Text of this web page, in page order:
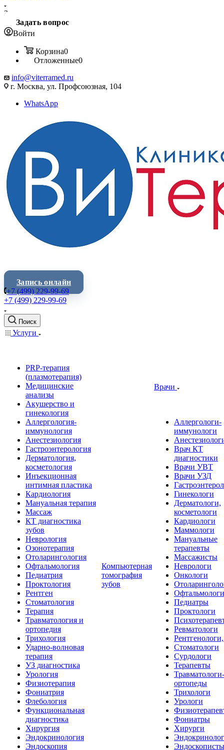
Заказать звонок
Задать вопрос
Войти
Корзина0
Отложенные0
info@viterramed.ru
г. Москва, ул. Профсоюзная, 104
WhatsApp
Запись онлайн
+7 (499) 229-99-69
+7 (499) 229-99-69
Поиск
Услуги
PRP-терапия
(плазмотерапия)
Медицинские
анализы
Акушерство и
гинекология
Аллергология-
иммунология
Анестезиология
Гастроэнтерология
Дерматология,
косметология
Инъекционная
интимная пластика
Кардиология
Мануальная терапия
Массаж
КТ диагностика
зубов
Неврология
Озонотерапия
Отоларингология
Офтальмология
Педиатрия
Проктология
Рентген
Стоматология
Терапия
Травматология и
ортопедия
Трихология
Ударно-волновая
терапия
УЗ диагностика
Урология
Физиотерапия
Фониатрия
Флебология
Функциональная
диагностика
Хирургия
Эндокринология
Эндоскопия
Компьютерная
томография
зубов
Врачи
Аллергологи-
иммунологи
Врач КТ
диагностики
Врачи УВТ
Врачи УЗД
Гинекологи
Дерматологи,
косметологи
Кардиологи
Маммологи
Мануальные
терапевты
Массажисты
Неврологи
Онкологи
Офтальмологи
Педиатры
Проктологи
Ревматологи
Стоматологи
Сурдологи
Терапевты
Травматологи-
ортопеды
Трихологи
Урологи
Фониатры
Хирурги
Эндоскописты